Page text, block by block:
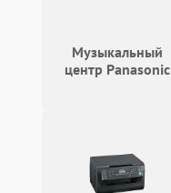
Музыкальный
центр Panasonic